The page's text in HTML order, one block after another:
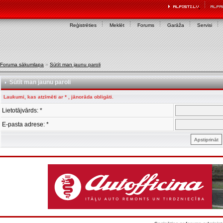
Reģistrēties Meklēt Forums Garāža Servisi
Foruma sākumlapa » Sūtīt man jaunu paroli
Sūtīt man jaunu paroli
Laukumi, kas atzīmēti ar * , jānorāda obligāti.
Lietotājvārds: *
E-pasta adrese: *